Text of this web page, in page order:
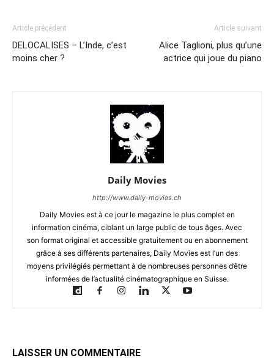
Article précédent
DELOCALISES – L’Inde, c’est
moins cher ?
Article suivant
Alice Taglioni, plus qu’une
actrice qui joue du piano
Daily Movies
http://www.daily-movies.ch
Daily Movies est à ce jour le magazine le plus complet en
information cinéma, ciblant un large public de tous âges. Avec
son format original et accessible gratuitement ou en abonnement
grâce à ses différents partenaires, Daily Movies est l’un des
moyens privilégiés permettant à de nombreuses personnes d’être
informées de l’actualité cinématographique en Suisse.
LAISSER UN COMMENTAIRE